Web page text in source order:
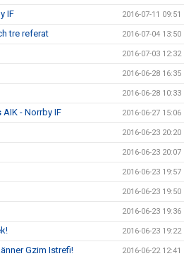
IF 2016-07-11 09:51
tre referat 2016-07-04 13:50
2016-07-03 12:32
2016-06-28 16:35
2016-06-28 10:33
- Norrby IF 2016-06-27 15:06
2016-06-23 20:20
2016-06-23 20:07
2016-06-23 19:57
2016-06-23 19:50
2016-06-23 19:36
2016-06-23 19:22
Gzim Istrefi! 2016-06-22 12:41